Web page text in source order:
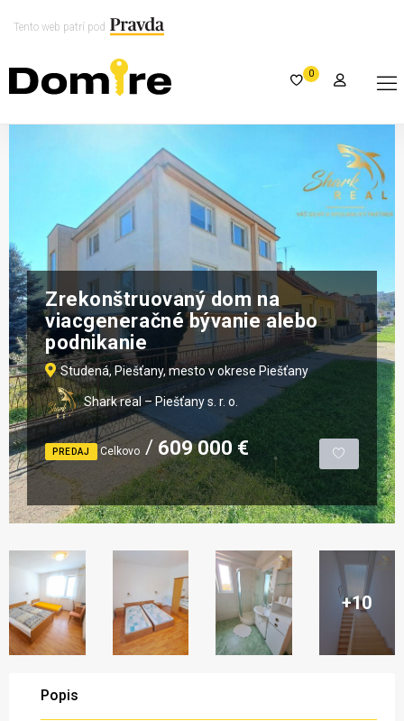
Tento web patrí pod
0
Zrekonštruovaný dom na
viacgeneračné bývanie alebo
podnikanie
Studená, Piešťany, mesto v okrese Piešťany
Shark real – Piešťany s. r. o.
PREDAJ Celkovo 609 000 €
+10
Popis